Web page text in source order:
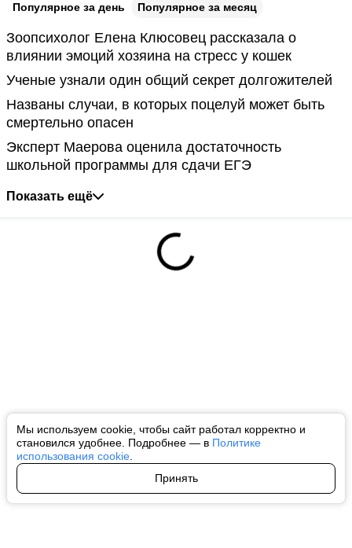
Мы используем cookie, чтобы сайт работал корректно и
становился удобнее. Подробнее — в Политике
использования cookie
Принять
Популярное за день Популярное за месяц
Зоопсихолог Елена Клюсовец рассказала о
влиянии эмоций хозяина на стресс у кошек
Ученые узнали один общий секрет долгожителей
Названы случаи, в которых поцелуй может быть
смертельно опасен
Эксперт Маерова оценила достаточность
школьной программы для сдачи ЕГЭ
Показать ещё